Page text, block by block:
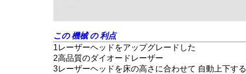
この 機械 の 利点
1レーザーヘッドをアップグレードした
2高品質のダイオードレーザー
3レーザーヘッドを床の高さに合わせて 自動上下する